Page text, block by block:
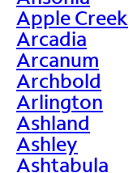
Apple Creek
Arcadia
Arcanum
Archbold
Arlington
Ashland
Ashley
Ashtabula